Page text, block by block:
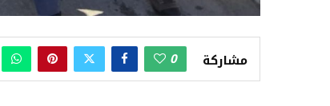
مشاركة 0